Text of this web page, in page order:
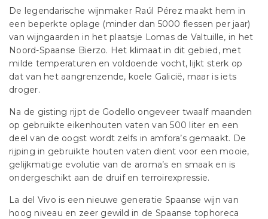
De legendarische wijnmaker Raúl Pérez maakt hem in
een beperkte oplage (minder dan 5000 flessen per jaar)
van wijngaarden in het plaatsje Lomas de Valtuille, in het
Noord-Spaanse Bierzo. Het klimaat in dit gebied, met
milde temperaturen en voldoende vocht, lijkt sterk op
dat van het aangrenzende, koele Galicië, maar is iets
droger.
Na de gisting rijpt de Godello ongeveer twaalf maanden
op gebruikte eikenhouten vaten van 500 liter en een
deel van de oogst wordt zelfs in amfora’s gemaakt. De
rijping in gebruikte houten vaten dient voor een mooie,
gelijkmatige evolutie van de aroma’s en smaak en is
ondergeschikt aan de druif en terroirexpressie.
La del Vivo is een nieuwe generatie Spaanse wijn van
hoog niveau en zeer gewild in de Spaanse tophoreca